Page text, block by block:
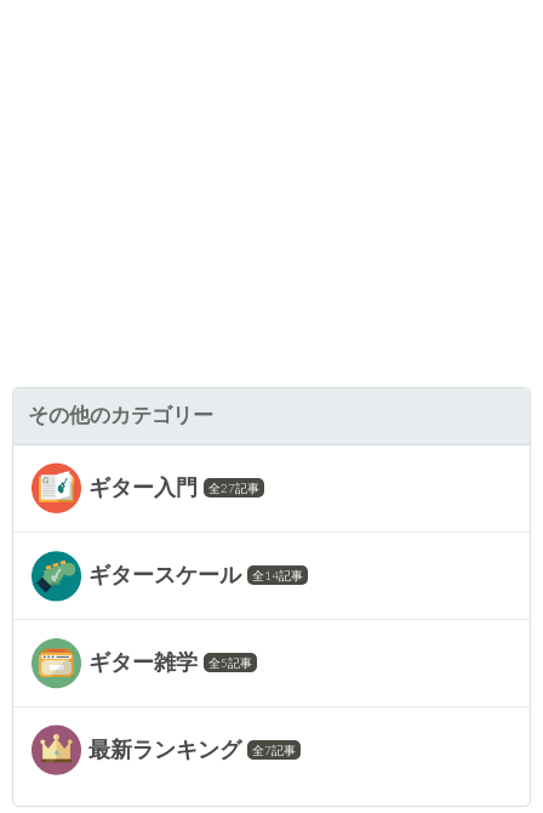
その他のカテゴリー
ギター入門 全27記事
ギタースケール 全14記事
ギター雑学 全5記事
最新ランキング 全7記事